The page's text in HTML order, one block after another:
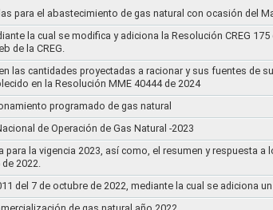
para el abastecimiento de gas natural con ocasión del
la cual se modifica y adiciona la Resolución CREG
de la CREG.
las cantidades proyectadas a racionar y sus fuentes
en la Resolución MME 40444 de 2024
programado de gas natural
de Operación de Gas Natural -2023
para la vigencia 2023, así como, el resumen y respuesta
2022.
del 7 de octubre de 2022, mediante la cual se adiciona